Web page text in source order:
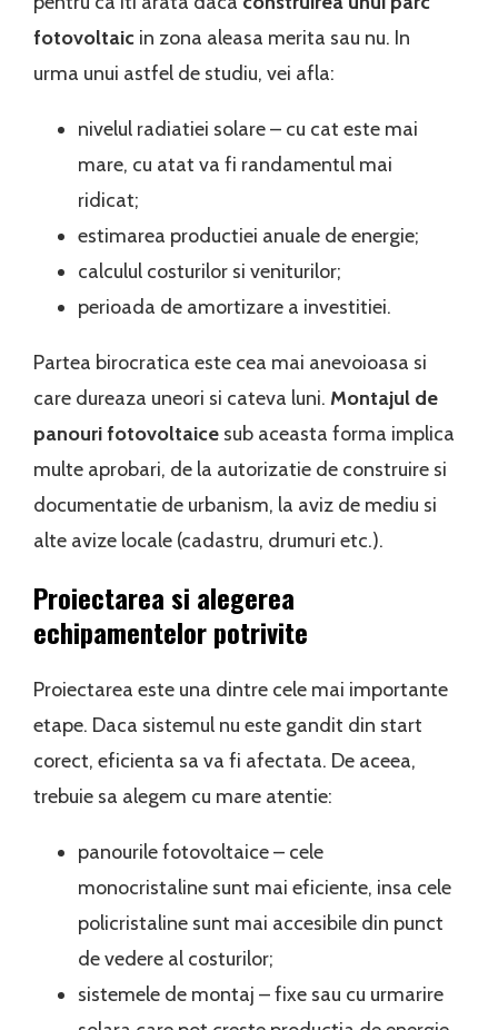
fotovoltaicin zona aleasa merita sau nu. In
urma unui astfel de studiu, vei afla:
nivelul radiatiei solare – cu cat este mai
mare, cu atat va fi randamentul mai
ridicat;
estimarea productiei anuale de energie;
calculul costurilor si veniturilor;
perioada de amortizare a investitiei.
Partea birocratica este cea mai anevoioasa si
care dureaza uneori si cateva luni. Montajul de
panouri fotovoltaicesub aceasta forma implica
multe aprobari, de la autorizatie de construire si
documentatie de urbanism, la aviz de mediu si
alte avize locale (cadastru, drumuri etc.).
Proiectarea si alegerea
echipamentelor potrivite
Proiectarea este una dintre cele mai importante
etape. Daca sistemul nu este gandit din start
corect, eficienta sa va fi afectata. De aceea,
trebuie sa alegem cu mare atentie:
panourile fotovoltaice – cele
monocristaline sunt mai eficiente, insa cele
policristaline sunt mai accesibile din punct
de vedere al costurilor;
sistemele de montaj – fixe sau cu urmarire